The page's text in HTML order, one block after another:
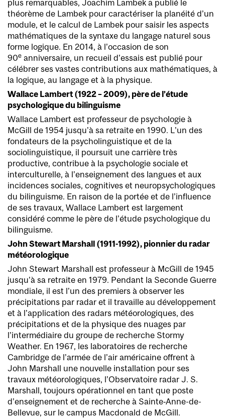
plus remarquables, Joachim Lambek a publié le
théorème de Lambek pour caractériser la planéité d’un
module, et le calcul de Lambek pour saisir les aspects
mathématiques de la syntaxe du langage naturel sous
forme logique. En 2014, à l’occasion de son
90e anniversaire, un recueil d’essais est publié pour
célébrer ses vastes contributions aux mathématiques, à
la logique, au langage et à la physique.
Wallace Lambert (1922 – 2009), père de l’étude
psychologique du bilinguisme
Wallace Lambert est professeur de psychologie à
McGill de 1954 jusqu’à sa retraite en 1990. L’un des
fondateurs de la psycholinguistique et de la
sociolinguistique, il poursuit une carrière très
productive, contribue à la psychologie sociale et
interculturelle, à l’enseignement des langues et aux
incidences sociales, cognitives et neuropsychologiques
du bilinguisme. En raison de la portée et de l’influence
de ses travaux, Wallace Lambert est largement
considéré comme le père de l’étude psychologique du
bilinguisme.
John Stewart Marshall (1911-1992), pionnier du radar
météorologique
John Stewart Marshall est professeur à McGill de 1945
jusqu’à sa retraite en 1979. Pendant la Seconde Guerre
mondiale, il est l’un des premiers à observer les
précipitations par radar et il travaille au développement
et à l’application des radars météorologiques, des
précipitations et de la physique des nuages par
l’intermédiaire du groupe de recherche Stormy
Weather. En 1967, les laboratoires de recherche
Cambridge de l’armée de l’air américaine offrent à
John Marshall une nouvelle installation pour ses
travaux météorologiques, l’Observatoire radar J. S.
Marshall, toujours opérationnel en tant que poste
d’enseignement et de recherche à Sainte‑Anne-de-
Bellevue, sur le campus Macdonald de McGill.